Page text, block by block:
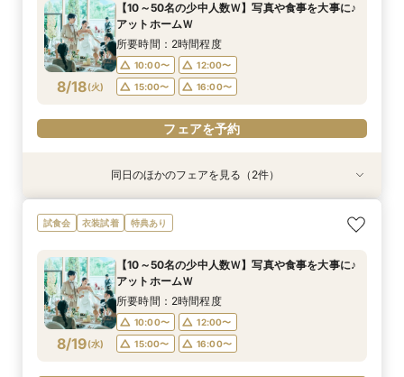
8/17(月)
11:30〜
フェアを予約
8/17(月)
10:00〜
12:00〜
15:00〜
16:00〜
8/18(火)
【10～50名の少中人数Ｗ】写真や食事を大事に♪
アットホームＷ
所要時間：2時間程度
10:00〜
12:00〜
15:00〜
16:00〜
フェアを予約
衣装試着 特典あり
8/18(火)
＼神前式をご検討のお二人へ／各神社式＆リアン
神殿見学×和装試着＆人気食べ比べ試食
11:30〜
フェアを予約
衣装試着 特典あり
8/18(火)
人気No,1 ＼初めて見学がおトク★／豪華コース
試食×30,000円GIFT付相談会
10:00〜
12:00〜
15:00〜
16:00〜
同日のほかのフェアを見る（2件）
試食会 衣装試着 特典あり
8/19(水)
【10～50名の少中人数Ｗ】写真や食事を大事に♪
アットホームＷ
所要時間：2時間程度
10:00〜
12:00〜
15:00〜
16:00〜